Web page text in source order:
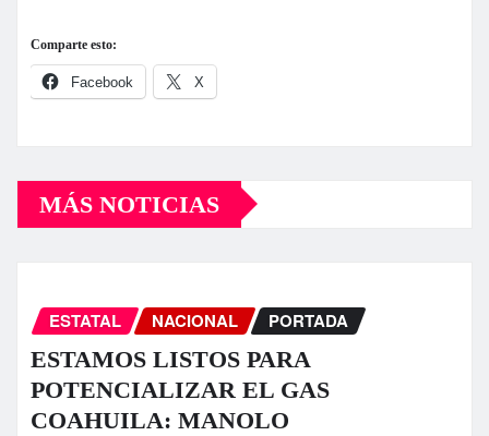
Comparte esto:
Facebook X
MÁS NOTICIAS
ESTATAL NACIONAL PORTADA
ESTAMOS LISTOS PARA
POTENCIALIZAR EL GAS
COAHUILA: MANOLO